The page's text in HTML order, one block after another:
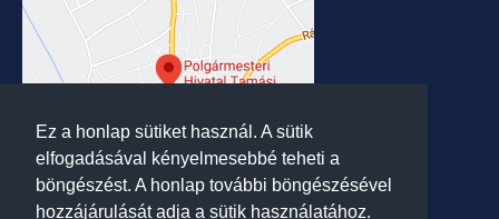
Ez a honlap sütiket használ. A sütik
elfogadásával kényelmesebbé teheti a
böngészést. A honlap további böngészésével
hozzájárulását adja a sütik használatához.